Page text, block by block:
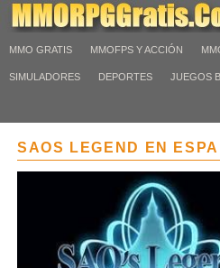
MMO GRATIS MMOFPS Y ACCIÓN
SIMULADORES DEPORTES JUEGOS
SAOS LEGEND EN